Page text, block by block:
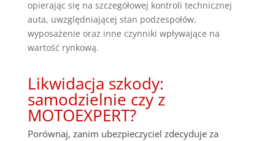
opierając się na szczegółowej kontroli technicznej
auta, uwzględniającej stan podzespołów,
wyposażenie oraz inne czynniki wpływające na
wartość rynkową.
Likwidacja szkody:
samodzielnie czy z
MOTOEXPERT?
Porównaj, zanim ubezpieczyciel zdecyduje za